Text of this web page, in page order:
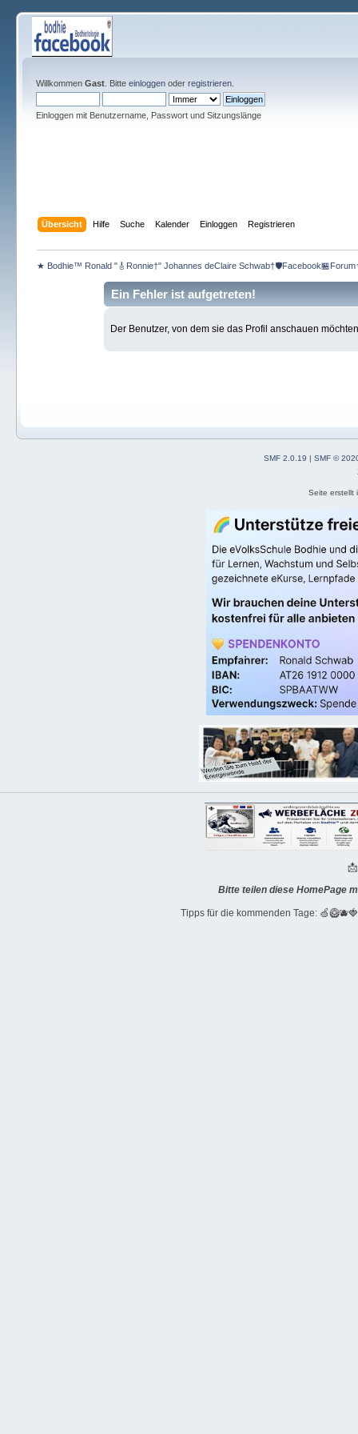
Willkommen Gast. Bitte einloggenoder registrieren.
Einloggen mit Benutzername, Passwort und Sitzungslänge
Übersicht Hilfe Suche Kalender Einloggen Registrieren
★ Bodhie™ Ronald "🎸Ronnie†" Johannes deClaire
Ein Fehler ist aufgetreten!
Der Benutzer, von dem sie das Profil anschauen
SMF 2.0.19 |SMF ©
Seite erstellt
Bitte teilen diese HomePage
Tipps für die kommenden Tage: